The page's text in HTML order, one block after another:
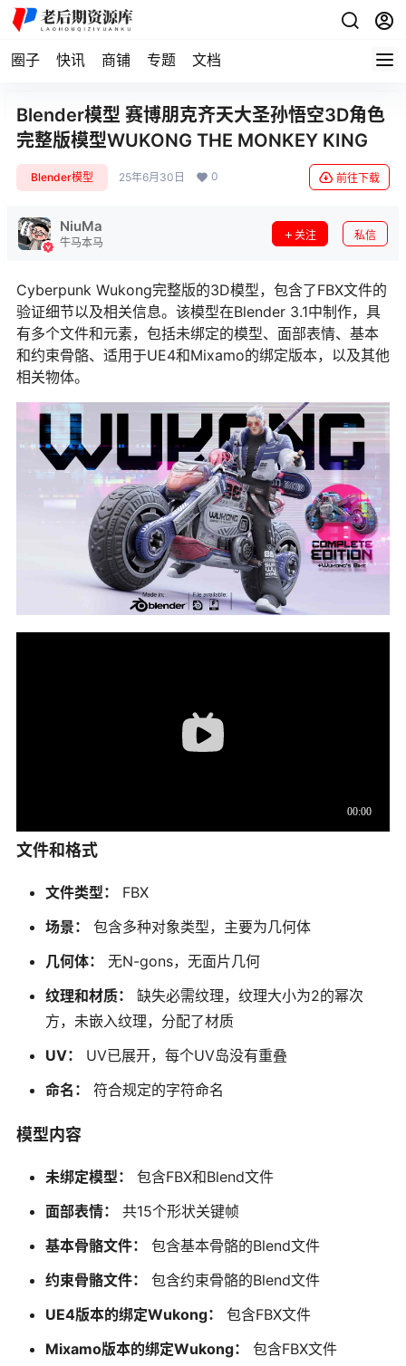
圈子 快讯 商铺 专题 文档
Blender模型 赛博朋克齐天大圣孙悟空3D角色
完整版模型WUKONG THE MONKEY KING
Blender模型 25年6月30日 0 前往下载
NiuMa
牛马本马
关注 私信
Cyberpunk Wukong完整版的3D模型，包含了FBX文件的
验证细节以及相关信息。该模型在Blender 3.1中制作，具
有多个文件和元素，包括未绑定的模型、面部表情、基本
和约束骨骼、适用于UE4和Mixamo的绑定版本，以及其他
相关物体。
文件和格式
文件类型：
FBX
场景：
包含多种对象类型，主要为几何体
几何体：
无N-gons，无面片几何
纹理和材质：
缺失必需纹理，纹理大小为2的幂次
方，未嵌入纹理，分配了材质
UV：
UV已展开，每个UV岛没有重叠
命名：
符合规定的字符命名
模型内容
未绑定模型：
包含FBX和Blend文件
面部表情：
共15个形状关键帧
基本骨骼文件：
包含基本骨骼的Blend文件
约束骨骼文件：
包含约束骨骼的Blend文件
UE4版本的绑定Wukong：
包含FBX文件
Mixamo版本的绑定Wukong：
包含FBX文件